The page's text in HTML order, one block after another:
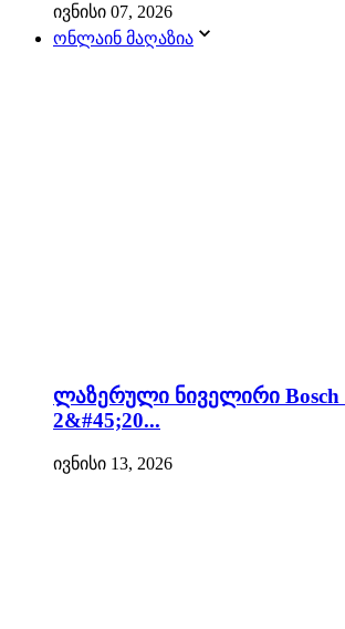
ივნისი 07, 2026
ონლაინ მაღაზია
ლაზერული ნიველირი Bosch
2&#45;20...
ივნისი 13, 2026